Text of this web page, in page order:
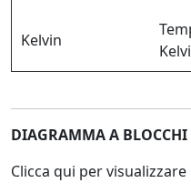
Kelvin
DIAGRAMMA A BLOCCHI
Clicca qui per visualizzare